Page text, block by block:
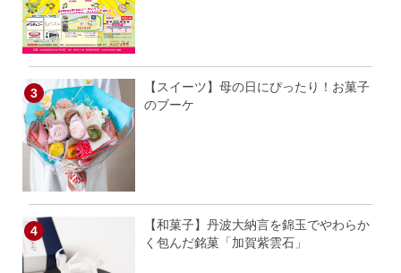
【スイーツ】母の日にぴったり！お菓子
のブーケ
【和菓子】丹波大納言を錦玉でやわらか
く包んだ銘菓「加賀紫雲石」